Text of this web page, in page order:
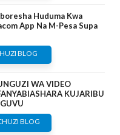
Huduma Kwa
App Na M-Pesa Supa
BLOG
WA VIDEO
KUJARIBU
BLOG